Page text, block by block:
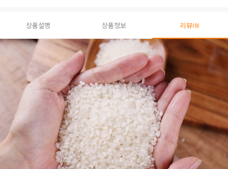
상품설명 상품정보 리뷰(0)